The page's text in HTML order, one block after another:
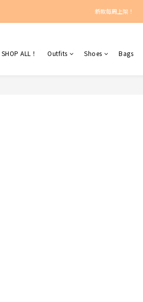
新款每周上架！
新款每周上架！
新款每周上架！
SHOP ALL！ Outfits Shoes Bags